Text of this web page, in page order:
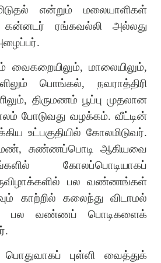
என்றும் மலையாளிகள்
ரங்கவல்லி அல்லது
வைகறையிலும், மாலையிலும்,
பொங்கல், நவராத்திரி
திருமணம் பூப்பு முதலான
போடுவது வழக்கம். வீட்டின்
உட்பகுதியில் கோலமிடுவர்.
மண், சுண்ணப்பொடி ஆகியவை
கோலப்பொடியாகப்
பல வண்ணங்கள்
காற்றில் கலைந்து விடாமல்
பல வண்ணப் பொடிகளைக்
பொதுவாகப் புள்ளி வைத்துக்